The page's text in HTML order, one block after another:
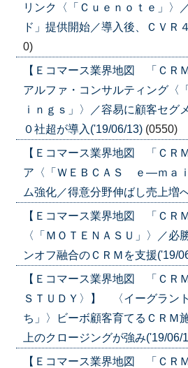
リンク〈「Ｃｕｅｎｏｔｅ」〉
ド」提供開始／導入後、ＣＶＲ
0)
【Ｅコマース業界地図 「ＣＲ
アルファ・コンサルティング〈
ｉｎｇｓ」〉／容易に顧客セグ
０社超が導入('19/06/13) (0550)
【Ｅコマース業界地図 「ＣＲ
ア〈「ＷＥＢＣＡＳ ｅ―ｍａ
ム強化／得意分野伸ばし売上増
【Ｅコマース業界地図 「ＣＲ
〈「ＭＯＴＥＮＡＳＵ」〉／必
ンオフ融合のＣＲＭを支援('19/
【Ｅコマース業界地図 「ＣＲ
ＳＴＵＤＹ〉】 〈イーグラン
ち」〉ビーボ顧客育てるＣＲＭ
上のクロージングが強み('19/06/
【Ｅコマース業界地図 「Ｃ